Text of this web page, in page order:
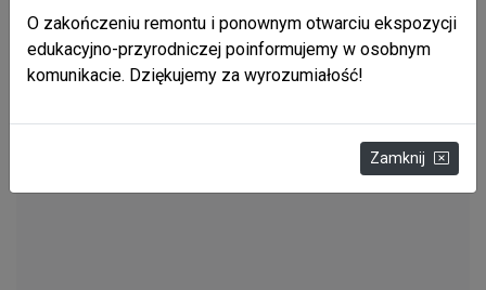
O zakończeniu remontu i ponownym otwarciu ekspozycji
edukacyjno-przyrodniczej poinformujemy w osobnym
komunikacie. Dziękujemy za wyrozumiałość!
Zamknij